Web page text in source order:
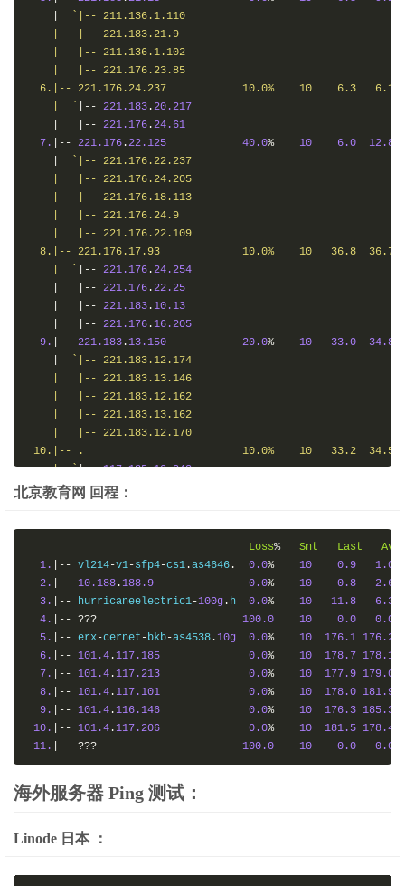
`|-- 211.136.1.110
    |   |-- 221.183.21.9
    |   |-- 211.136.1.102
    |   |-- 221.176.23.85
6.|-- 221.176.24.237            10.0%    10    6.3   6.1
|-- 221.183 .20.217
|-- 221.176 .24.61
7.
|-- 221.176 .22.125 40.0% 10 6.0
12.8
`|-- 221.176.22.237
    |   |-- 221.176.24.205
    |   |-- 221.176.18.113
    |   |-- 221.176.24.9
    |   |-- 221.176.22.109
8.|-- 221.176.17.93             10.0%    10   36.8  36.7
|-- 221.176 .24.254
|-- 221.176 .22.25
|-- 221.183 . 10.13
|-- 221.176 . 16.205
9.
|-- 221.183 . 13.150 20.0% 10 33.0
34.8
`|-- 221.183.12.174
    |   |-- 221.183.13.146
    |   |-- 221.183.12.162
    |   |-- 221.183.13.162
    |   |-- 221.183.12.170
10.|-- .                         10.0%    10   33.2  34.5
    |  `
|-- 117.185.10.242
11.|-- .
北京教育网 回程：
Loss% Snt Last
Avg
1.
|-- vl214-v1-sfp4-cs1 .as4646 . 0.0% 10 0.9
1.0
2.
|-- 10.188 . 188.9 0.0% 10 0.8
2.6
3.
|-- hurricaneelectric1-100g . h 0.0% 10 11.8
6.3
4.
|-- ??? 100.0 10 0.0
0.0
5.
|-- erx-cernet -bkb-as4538 . 10g 0.0% 10 176.1 176.2
6.
|-- 101.4 . 117.185 0.0% 10 178.7 178.1
7.
|-- 101.4 . 117.213 0.0% 10 177.9 179.0
8.
|-- 101.4 . 117.101 0.0% 10 178.0 181.9
9.
|-- 101.4 . 116.146 0.0% 10 176.3 185.3
10.
|-- 101.4 . 117.206 0.0% 10 181.5 178.4
11.
|-- ??? 100.0 10 0.0 0.0
海外服务器 Ping 测试：
Linode 日本 ：